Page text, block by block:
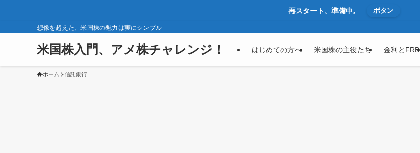
再スタート、準備中。 ボタン
想像を超えた、米国株の魅力は実にシンプル
米国株入門、アメ株チャレンジ！ はじめての方へ 米国株の主役たち 金利とFRB
ホーム 信託銀行